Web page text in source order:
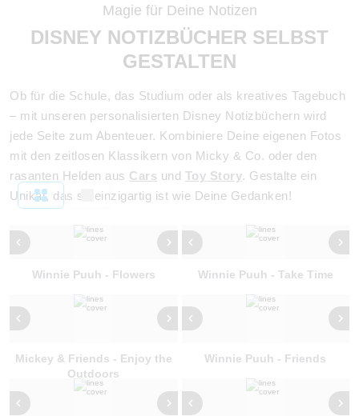
Magie für Deine Notizen
DISNEY NOTIZBÜCHER SELBST
GESTALTEN
Ob für die Schule, das Studium oder als kreatives Tagebuch
– mit unseren personalisierten Disney Notizbüchern wird
jede Seite zum Abenteuer. Kombiniere Deine eigenen Fotos
mit den zeitlosen Klassikern von Micky & Co. oder den
rasanten Helden aus Cars und Toy Story. Gestalte ein
Unikat, das so einzigartig ist wie Deine Gedanken!
Winnie Puuh - Flowers Winnie Puuh - Take Time
Mickey & Friends - Enjoy the
Outdoors
Winnie Puuh - Friends